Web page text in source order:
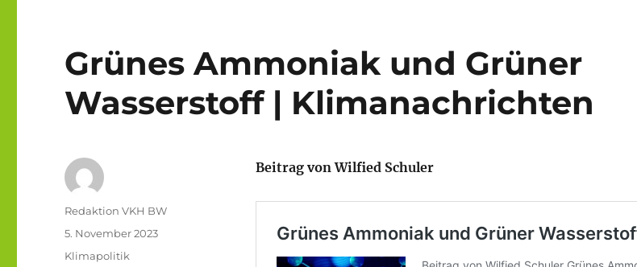
Grünes Ammoniak und Grüner
Wasserstoff | Klimanachrichten
Beitrag von Wilfied Schuler
Autor
Redaktion VKH BW
Veröffentlicht
am
5. November 2023
Kategorien
Klimapolitik